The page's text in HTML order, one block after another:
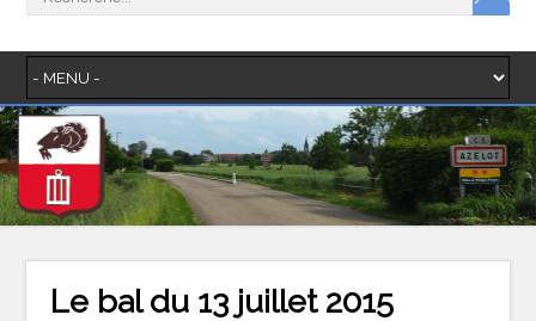
Le bal du 13 juillet 2015